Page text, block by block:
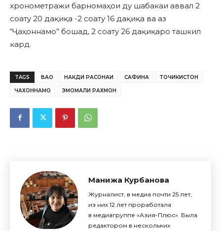
хронометражи барномаҳои ду шабакаи аввал 2
соату 20 дақиқа -2 соату 16 дақиқа ва аз
“Ҷаҳоннамо” бошад, 2 соату 26 дақиқаро ташкил
кард.
TAGS ВАО НАКДИ РАСОНАИ САФИНА ТОЧИКИСТОН
ЧАХОННАМО ЭМОМАЛИ РАХМОН
Манижа Курбанова
Журналист, в медиа почти 25 лет,
из них 12 лет проработала
в медиагруппе «Азия-Плюс». Была
редактором в нескольких